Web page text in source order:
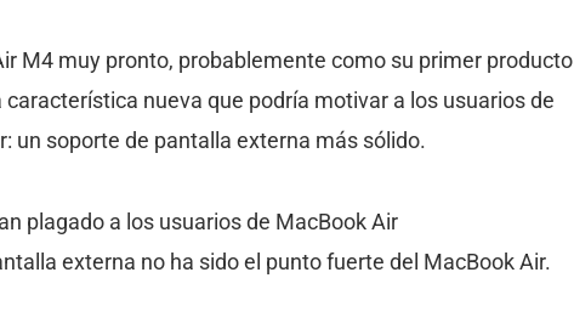
M4 muy pronto, probablemente como su primer producto
nueva que podría motivar a los usuarios de
un soporte de pantalla externa más sólido.
plagado a los usuarios de MacBook Air
externa no ha sido el punto fuerte del MacBook Air.